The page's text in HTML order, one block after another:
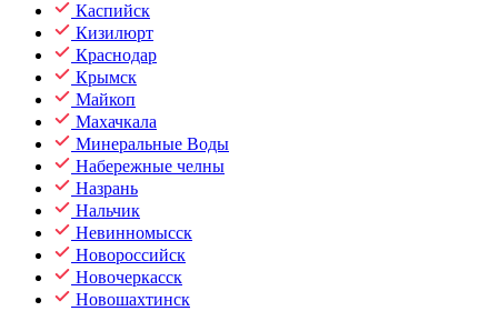
Каспийск
Кизилюрт
Краснодар
Крымск
Майкоп
Махачкала
Минеральные Воды
Набережные челны
Назрань
Нальчик
Невинномысск
Новороссийск
Новочеркасск
Новошахтинск